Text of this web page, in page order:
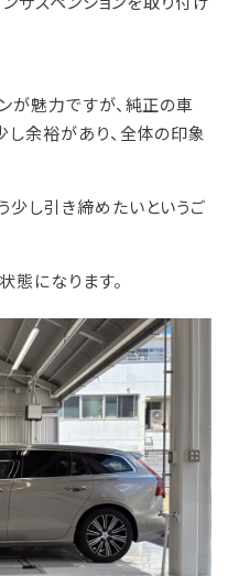
が魅力ですが、純正の車
し余裕があり、全体の印象
少し引き締めたいというご
態になります。